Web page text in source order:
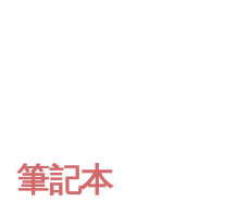
筆記本